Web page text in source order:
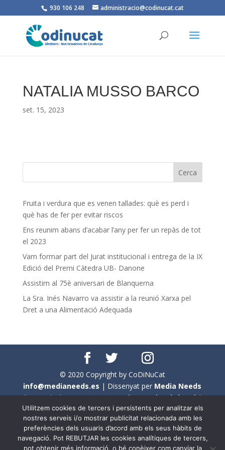
930 106 248 administracio@codinucat.cat
NATALIA MUSSO BARCO
set. 15, 2023
Fruita i verdura que es venen tallades: què es perd i
què has de fer per evitar riscos
Ens reunim abans d’acabar l’any per fer un repàs de tot
el 2023
Vam formar part del Jurat institucional i entrega de la IX
Edició del Premi Càtedra UB- Danone
Assistim al 75è aniversari de Blanquerna
La Sra. Inés Navarro va assistir a la reunió Xarxa pel
Dret a una Alimentació Adequada
© 2020 Copyright by CoDiNuCat
info@medianeeds.es | Dissenyat per Media Needs
| Tots els drets reservats aCoDiNuCat |Avís legal|
Avís per cookies
En aquest web s'ha tingut en compte l'ús no sexista del
llenguatge. No obstant això, i a causa de la seva
Utilitzem cookies de tercers i persistents per analitzar els
nostres serveis i/o mostrar publicitat relacionada amb les
preferències dels usuaris d’acord amb els seus hàbits de
navegació. Pot REBUTJAR les cookies analítiques de tercers,
pot obtenir més informació, o bé conèixer com canviar la